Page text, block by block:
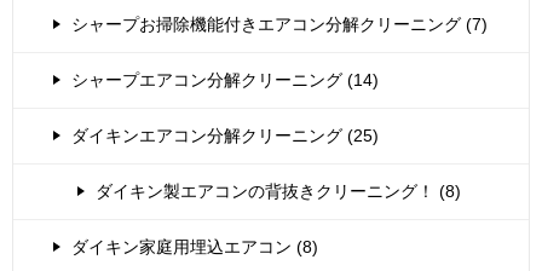
シャープお掃除機能付きエアコン分解クリーニング (7)
シャープエアコン分解クリーニング (14)
ダイキンエアコン分解クリーニング (25)
ダイキン製エアコンの背抜きクリーニング！ (8)
ダイキン家庭用埋込エアコン (8)